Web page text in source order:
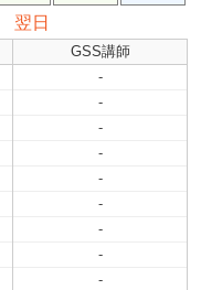
翌日
GSS講師
-
-
-
-
-
-
-
-
-